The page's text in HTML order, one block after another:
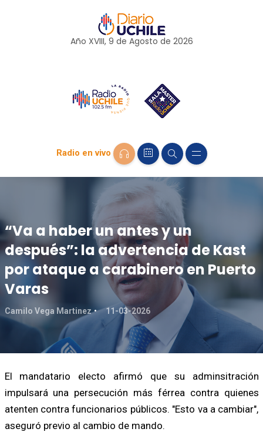
Año XVIII, 9 de Agosto de 2026
Radio en vivo
“Va a haber un antes y un
después”: la advertencia de Kast
por ataque a carabinero en Puerto
Varas
Camilo Vega Martinez 11-03-2026
El mandatario electo afirmó que su adminsitración
impulsará una persecución más férrea contra quienes
atenten contra funcionarios públicos. "Esto va a cambiar",
aseguró previo al cambio de mando.